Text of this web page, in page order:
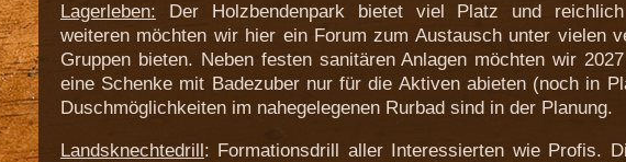
Lagerleben: Der Holzbendenpark bietet viel Platz und
weiteren möchten wir hier ein Forum zum Austausch unter vielen
Gruppen bieten. Neben festen sanitären Anlagen möchten wir
eine Schenke mit Badezuber nur für die Aktiven abieten (noch in
Duschmöglichkeiten im nahegelegenen Rurbad sind in der Planung.
Landsknechtedrill: Formationsdrill aller Interessierten wie Profis.